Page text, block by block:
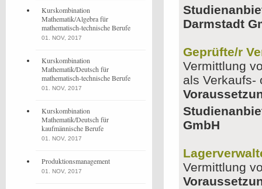
Darmstadt
Geprüfte/r
Vermittlung
als Verkaufs-
GmbH
Vermittlung
Kurskombination
Mathematik/Algebra für
mathematisch-technische Berufe
01. NOV, 2017
Kurskombination
Mathematik/Deutsch für
mathematisch-technische Berufe
01. NOV, 2017
Kurskombination
Mathematik/Deutsch für
kaufmännische Berufe
01. NOV, 2017
Produktionsmanagement
01. NOV, 2017